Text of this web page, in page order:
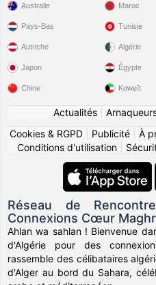
Australie
Pays-Bas
Autriche
Japon
Chine
Maroc
Tunisie
Algérie
Égypte
Koweït
Actualités|
Cookies & RGPD
Publicité À
Conditions d'utilisation|
Réseau de
Connexions Cœur
Ahlan wa sahlan ! Bienvenue
d'Algérie pour des
rassemble des célibataires
d'Alger au bord du Sahara,